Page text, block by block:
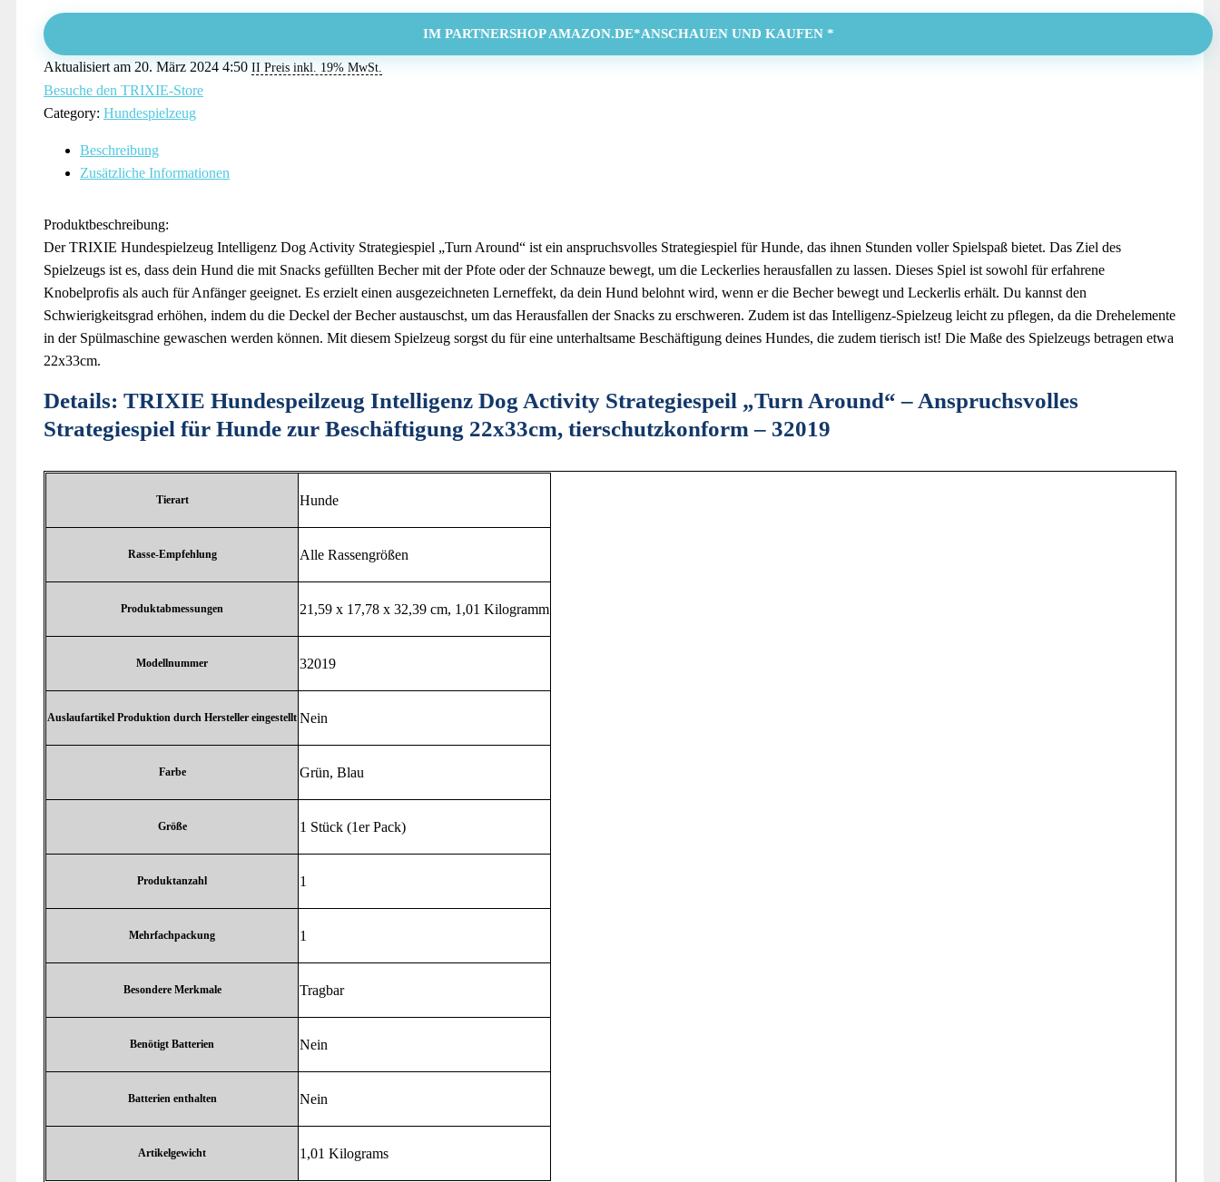
IM PARTNERSHOP AMAZON.DE*ANSCHAUEN UND KAUFEN *
Aktualisiert am 20. März 2024 4:50 II Preis inkl. 19% MwSt.
Besuche den TRIXIE-Store
Category: Hundespielzeug
Beschreibung
Zusätzliche Informationen
Produktbeschreibung:
Der TRIXIE Hundespielzeug Intelligenz Dog Activity Strategiespiel „Turn Around“ ist ein anspruchsvolles Strategiespiel für Hunde, das ihnen Stunden voller Spielspaß bietet. Das Ziel des
Spielzeugs ist es, dass dein Hund die mit Snacks gefüllten Becher mit der Pfote oder der Schnauze bewegt, um die Leckerlies herausfallen zu lassen. Dieses Spiel ist sowohl für erfahrene
Knobelprofis als auch für Anfänger geeignet. Es erzielt einen ausgezeichneten Lerneffekt, da dein Hund belohnt wird, wenn er die Becher bewegt und Leckerlis erhält. Du kannst den
Schwierigkeitsgrad erhöhen, indem du die Deckel der Becher austauschst, um das Herausfallen der Snacks zu erschweren. Zudem ist das Intelligenz-Spielzeug leicht zu pflegen, da die Drehelemente
in der Spülmaschine gewaschen werden können. Mit diesem Spielzeug sorgst du für eine unterhaltsame Beschäftigung deines Hundes, die zudem tierisch ist! Die Maße des Spielzeugs betragen etwa
22x33cm.
Details: TRIXIE Hundespeilzeug Intelligenz Dog Activity Strategiespeil „Turn Around“ – Anspruchsvolles
Strategiespiel für Hunde zur Beschäftigung 22x33cm, tierschutzkonform – 32019
Tierart ‎Hunde
Rasse-Empfehlung ‎Alle Rassengrößen
Produktabmessungen ‎21,59 x 17,78 x 32,39 cm, 1,01 Kilogramm
Modellnummer ‎32019
Auslaufartikel Produktion durch Hersteller eingestellt ‎Nein
Farbe ‎Grün, Blau
Größe ‎1 Stück (1er Pack)
Produktanzahl ‎1
Mehrfachpackung ‎1
Besondere Merkmale ‎Tragbar
Benötigt Batterien ‎Nein
Batterien enthalten ‎Nein
Artikelgewicht ‎1,01 Kilograms